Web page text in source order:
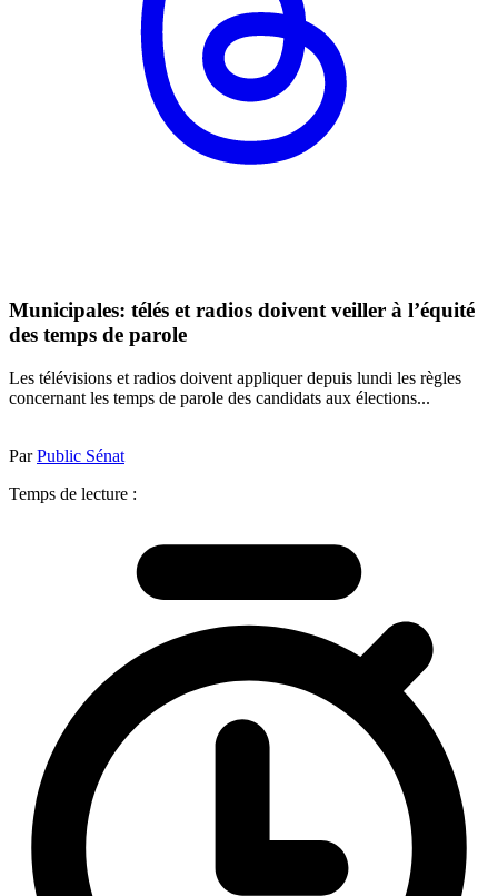
Municipales: télés et radios doivent veiller à l’équité
des temps de parole
Les télévisions et radios doivent appliquer depuis lundi les règles
concernant les temps de parole des candidats aux élections...
ParPublic Sénat
Temps de lecture :